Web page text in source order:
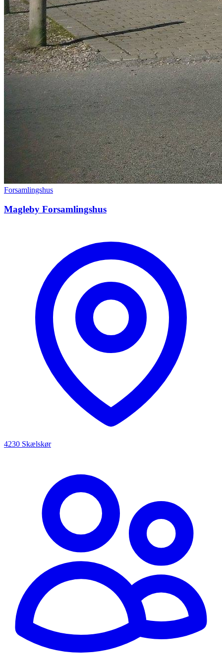
Forsamlingshus
Magleby Forsamlingshus
4230 Skælskør